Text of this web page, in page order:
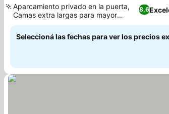
8,6
Aparcamiento privado en la puerta,
Camas extra largas para mayor
comodidad.
Seleccioná las fechas para ver los precios